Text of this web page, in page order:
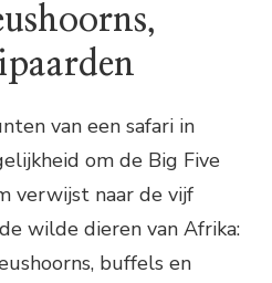
van een safari in
om de Big Five
verwijst naar de vijf
wilde dieren van Afrika:
buffels en